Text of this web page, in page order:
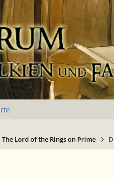
The Lord of the Rings on Prime